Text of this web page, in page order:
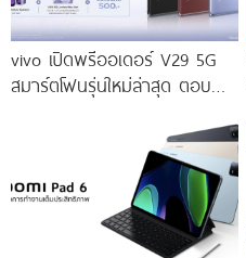
vivo เปิดพรีออเดอร์ V29 5G
สมาร์ตโฟนรุ่นใหม่ล่าสุด ตอบ
ราคาเริ่มต้นเพียง 14,999 บาท
จัดเต็มกับโปรโมชันพิเศษก่อนใคร